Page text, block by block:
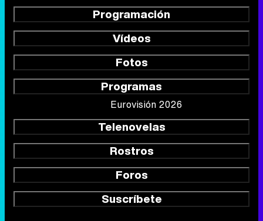
Programación
Vídeos
Fotos
Programas
Eurovisión 2026
Telenovelas
Rostros
Foros
Suscríbete